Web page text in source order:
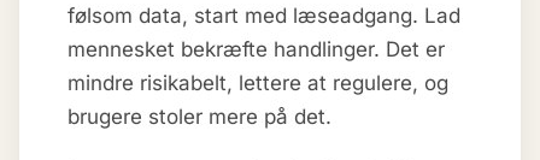
følsom data, start med læseadgang. Lad
mennesket bekræfte handlinger. Det er
mindre risikabelt, lettere at regulere, og
brugere stoler mere på det.